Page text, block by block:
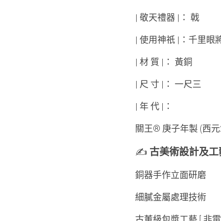
| 敬天禮器 |： 戟
| 使用神祇 |：千里眼
| 材 質 |： 黃銅
| 尺 寸 |： 一尺三
| 年 代 |：
關王® 庚子年製 (西元
✍️ 古美術設計及工
銅器手作立面研磨​
細膩金屬處理技術